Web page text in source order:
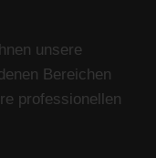
unsere
Bereichen
professionellen